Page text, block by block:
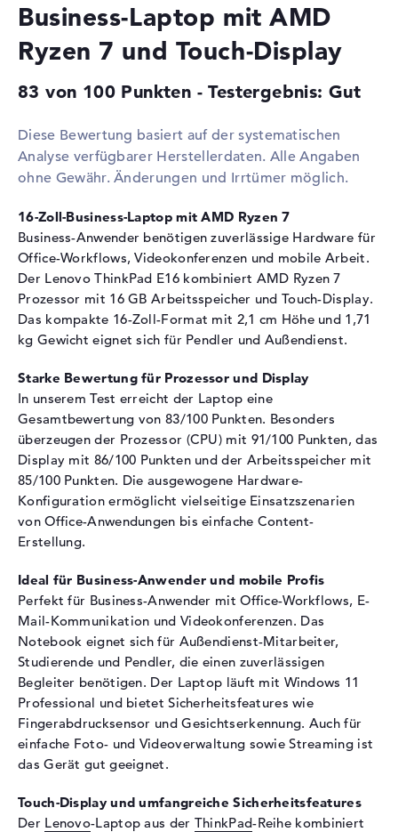
16 GB
2. Steckplatz
Frei
Installiert
16 GB
Festplatte
Festplatte
512 GB SSD
Optische Speicher
Laufwerks-Typ
ohne Laufwerk
Display
Display-Typ
16" TFT
Max. Auflösung
1920 x 1200
Bildwiederholrate
60 Hz
Besonderheiten
Display, matt, LED-
Hintergrundbeleuchtung, IPS
Panel, 45% NTSC, Low Blue
Light
Audio
Soundkarte
Sensorauflösung
2 MP
Eingabegeräte
Eingabegeräte
Multi-Touch-Trackpad, Multi-
Touchscreen, Tastatur
Tastatur
Beleuchtet (hintergrund),
Flüssigkeitsabweisend
Netzwerk
(10/100/1000)
WLAN
802.11a, 802.11ac, 802.11ax,
Business-Laptop mit AMD
Ryzen 7 und Touch-Display
83 von 100 Punkten - Testergebnis: Gut
Diese Bewertung basiert auf der systematischen
Analyse verfügbarer Herstellerdaten. Alle Angaben
ohne Gewähr. Änderungen und Irrtümer möglich.
16-Zoll-Business-Laptop mit AMD Ryzen 7
Business-Anwender benötigen zuverlässige Hardware für
Office-Workflows, Videokonferenzen und mobile Arbeit.
Der Lenovo ThinkPad E16 kombiniert AMD Ryzen 7
Prozessor mit 16 GB Arbeitsspeicher und Touch-Display.
Das kompakte 16-Zoll-Format mit 2,1 cm Höhe und 1,71
kg Gewicht eignet sich für Pendler und Außendienst.
Starke Bewertung für Prozessor und Display
In unserem Test erreicht der Laptop eine
Gesamtbewertung von 83/100 Punkten. Besonders
überzeugen der Prozessor (CPU) mit 91/100 Punkten, das
Display mit 86/100 Punkten und der Arbeitsspeicher mit
85/100 Punkten. Die ausgewogene Hardware-
Konfiguration ermöglicht vielseitige Einsatzszenarien
von Office-Anwendungen bis einfache Content-
Erstellung.
Ideal für Business-Anwender und mobile Profis
Perfekt für Business-Anwender mit Office-Workflows, E-
Mail-Kommunikation und Videokonferenzen. Das
Notebook eignet sich für Außendienst-Mitarbeiter,
Studierende und Pendler, die einen zuverlässigen
Begleiter benötigen. Der Laptop läuft mit Windows 11
Professional und bietet Sicherheitsfeatures wie
Fingerabdrucksensor und Gesichtserkennung. Auch für
einfache Foto- und Videoverwaltung sowie Streaming ist
das Gerät gut geeignet.
Touch-Display und umfangreiche Sicherheitsfeatures
Der Lenovo-Laptop aus der ThinkPad-Reihe kombiniert